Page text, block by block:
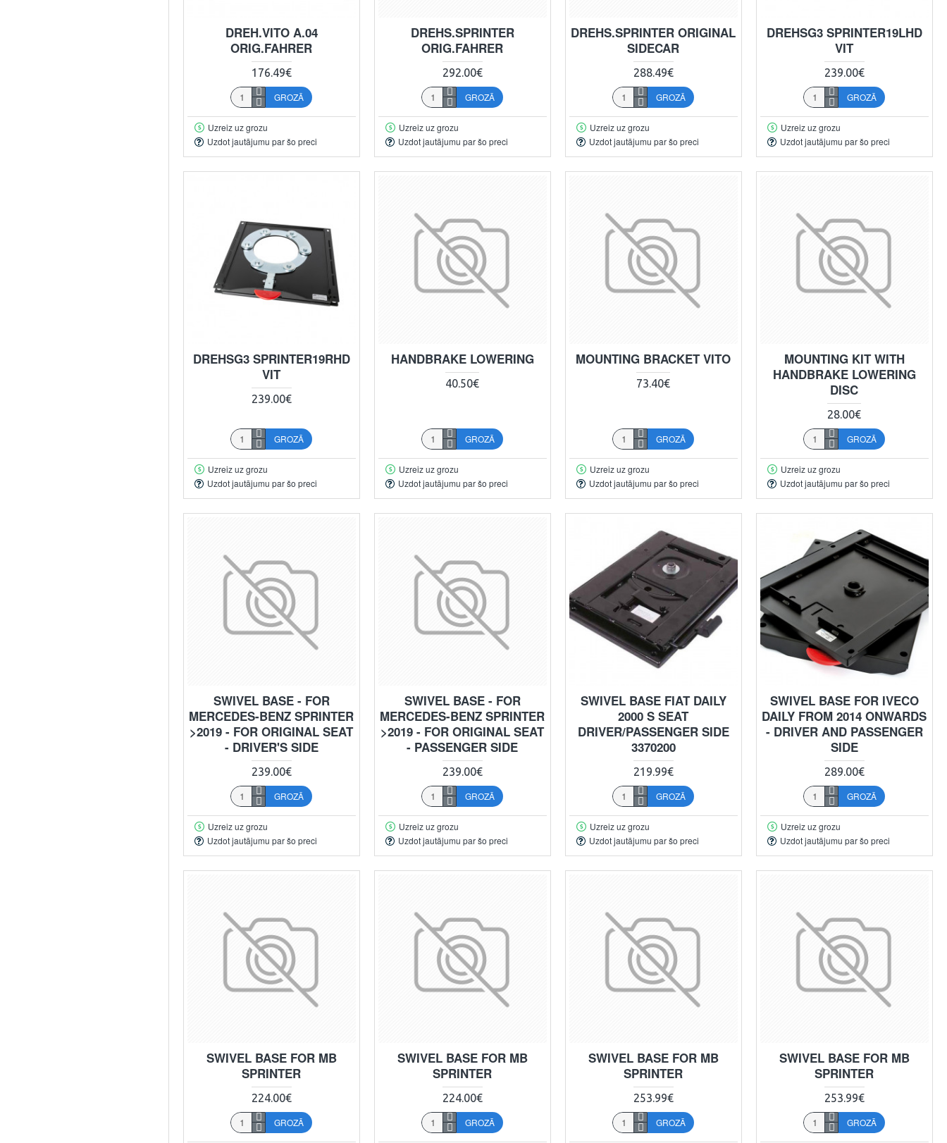
DREH.VITO A.04
ORIG.FAHRER
176.49€
GROZĀ
Uzreiz uz grozu
Uzdot jautājumu par šo preci
DREHS.SPRINTER
ORIG.FAHRER
292.00€
GROZĀ
Uzreiz uz grozu
Uzdot jautājumu par šo preci
DREHS.SPRINTER ORIGINAL
SIDECAR
288.49€
GROZĀ
Uzreiz uz grozu
Uzdot jautājumu par šo preci
DREHSG3 SPRINTER19LHD
VIT
239.00€
GROZĀ
Uzreiz uz grozu
Uzdot jautājumu par šo preci
DREHSG3 SPRINTER19RHD
VIT
239.00€
GROZĀ
Uzreiz uz grozu
Uzdot jautājumu par šo preci
HANDBRAKE LOWERING
40.50€
GROZĀ
Uzreiz uz grozu
Uzdot jautājumu par šo preci
MOUNTING BRACKET VITO
73.40€
GROZĀ
Uzreiz uz grozu
Uzdot jautājumu par šo preci
MOUNTING KIT WITH
HANDBRAKE LOWERING
DISC
28.00€
GROZĀ
Uzreiz uz grozu
Uzdot jautājumu par šo preci
SWIVEL BASE - FOR
MERCEDES-BENZ SPRINTER
>2019 - FOR ORIGINAL SEAT
- DRIVER'S SIDE
239.00€
GROZĀ
Uzreiz uz grozu
Uzdot jautājumu par šo preci
SWIVEL BASE - FOR
MERCEDES-BENZ SPRINTER
>2019 - FOR ORIGINAL SEAT
- PASSENGER SIDE
239.00€
GROZĀ
Uzreiz uz grozu
Uzdot jautājumu par šo preci
SWIVEL BASE FIAT DAILY
2000 S SEAT
DRIVER/PASSENGER SIDE
3370200
219.99€
GROZĀ
Uzreiz uz grozu
Uzdot jautājumu par šo preci
SWIVEL BASE FOR IVECO
DAILY FROM 2014 ONWARDS
- DRIVER AND PASSENGER
SIDE
289.00€
GROZĀ
Uzreiz uz grozu
Uzdot jautājumu par šo preci
SWIVEL BASE FOR MB
SPRINTER
224.00€
GROZĀ
SWIVEL BASE FOR MB
SPRINTER
224.00€
GROZĀ
SWIVEL BASE FOR MB
SPRINTER
253.99€
GROZĀ
SWIVEL BASE FOR MB
SPRINTER
253.99€
GROZĀ